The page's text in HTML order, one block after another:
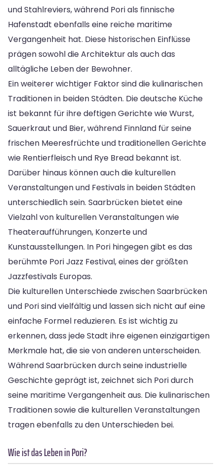
und Stahlreviers, während Pori als finnische
Hafenstadt ebenfalls eine reiche maritime
Vergangenheit hat. Diese historischen Einflüsse
prägen sowohl die Architektur als auch das
alltägliche Leben der Bewohner.
Ein weiterer wichtiger Faktor sind die kulinarischen
Traditionen in beiden Städten. Die deutsche Küche
ist bekannt für ihre deftigen Gerichte wie Wurst,
Sauerkraut und Bier, während Finnland für seine
frischen Meeresfrüchte und traditionellen Gerichte
wie Rentierfleisch und Rye Bread bekannt ist.
Darüber hinaus können auch die kulturellen
Veranstaltungen und Festivals in beiden Städten
unterschiedlich sein. Saarbrücken bietet eine
Vielzahl von kulturellen Veranstaltungen wie
Theateraufführungen, Konzerte und
Kunstausstellungen. In Pori hingegen gibt es das
berühmte Pori Jazz Festival, eines der größten
Jazzfestivals Europas.
Die kulturellen Unterschiede zwischen Saarbrücken
und Pori sind vielfältig und lassen sich nicht auf eine
einfache Formel reduzieren. Es ist wichtig zu
erkennen, dass jede Stadt ihre eigenen einzigartigen
Merkmale hat, die sie von anderen unterscheiden.
Während Saarbrücken durch seine industrielle
Geschichte geprägt ist, zeichnet sich Pori durch
seine maritime Vergangenheit aus. Die kulinarischen
Traditionen sowie die kulturellen Veranstaltungen
tragen ebenfalls zu den Unterschieden bei.
Wie ist das Leben in Pori?